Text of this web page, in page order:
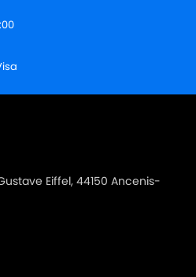
Eiffel, 44150 Ancenis-